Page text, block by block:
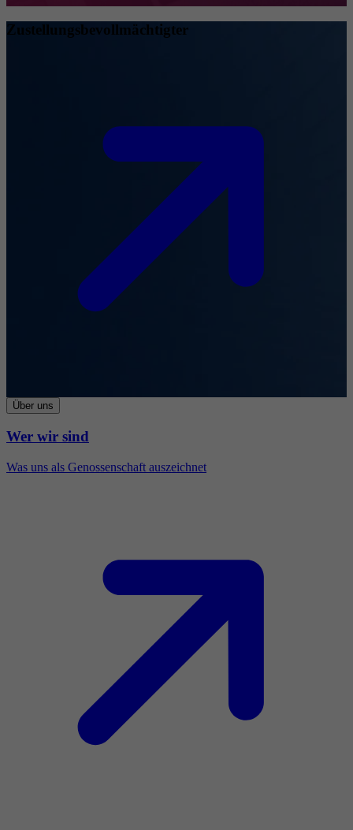
Zustellungsbevollmächtigter
Über uns
Wer wir sind
Was uns als Genossenschaft auszeichnet